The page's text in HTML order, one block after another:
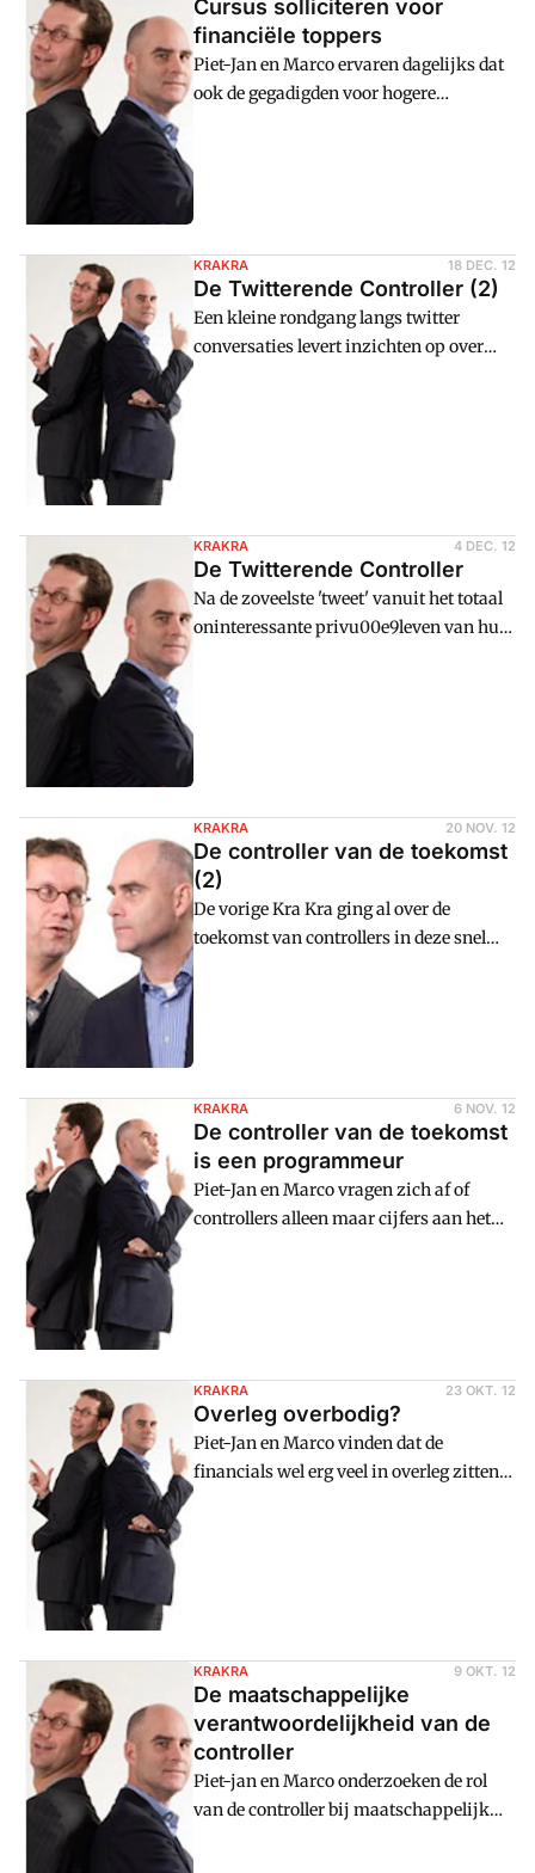
Cursus solliciteren voor
financiële toppers
Piet-Jan en Marco ervaren dagelijks dat
ook de gegadigden voor hogere
gebruiken. Neem nu Hans, die wil een
KRAKRA 18 DEC. 12
De Twitterende Controller (2)
Een kleine rondgang langs twitter
conversaties levert inzichten op over
wat wel en wat niet te 'tweeten' als
KRAKRA 4 DEC. 12
De Twitterende Controller
Na de zoveelste 'tweet' vanuit het totaal
oninteressante privu00e9leven van hun
KRAKRA 20 NOV. 12
De controller van de toekomst
(2)
De vorige Kra Kra ging al over de
toekomst van controllers in deze snel
veranderende wereld. Piet-Jan en Marco
bezochten een seminar dat hieraan
KRAKRA 6 NOV. 12
De controller van de toekomst
is een programmeur
Piet-Jan en Marco vragen zich af of
controllers alleen maar cijfers aan het
KRAKRA 23 OKT. 12
Overleg overbodig?
Piet-Jan en Marco vinden dat de
financials wel erg veel in overleg zitten
tegenwoordig. Waarom is dat?
KRAKRA 9 OKT. 12
De maatschappelijke
verantwoordelijkheid van de
controller
Piet-jan en Marco onderzoeken de rol
van de controller bij maatschappelijk